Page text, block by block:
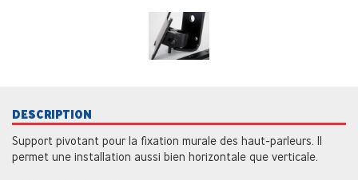
DESCRIPTION
Support pivotant pour la fixation murale des haut-parleurs. Il
permet une installation aussi bien horizontale que verticale.